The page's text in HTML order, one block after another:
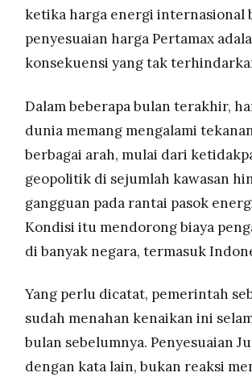
PT.
MEDIA
ketika harga energi internasional
penyesuaian harga Pertamax
konsekuensi yang tak
Dalam beberapa bulan terakhir,
dunia memang mengalami
berbagai arah, mulai dari
geopolitik di sejumlah kawasan
gangguan pada rantai pasok
Kondisi itu mendorong biaya
di banyak negara, termasuk
Yang perlu dicatat, pemerintah
sudah menahan kenaikan ini
bulan sebelumnya. Penyesuaian
dengan kata lain, bukan reaksi